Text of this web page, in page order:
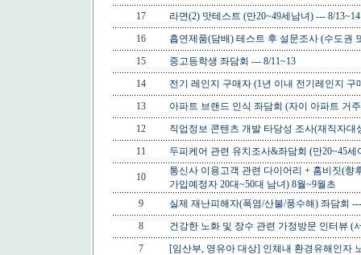
17
라면(2) 맛테스트 (만20~49세남녀) --- 8/13~14
16
흡연제품(담배) 테스트 후 설문조사 (수도권
15
중고등학생 좌담회 --- 8/11~13
14
전기 레인지 구매자 (1년 이내 전기레인지 구
13
아파트 브랜드 인식 좌담회 (자이 아파트 거
12
직업정보 콘텐츠 개발 타당성 조사(재직자
11
두피케어 관련 유치조사&좌담회 (만20~45세
10
통신사 이용고객 관련 다이어리 + 홈비짓(향
가입예정자 20대~50대 남녀) 8월~9월초
9
실제 재난피해자(폭염/산불/풍수해) 좌담회
8
건강한 노화 및 장수 관련 가정방문 인터뷰 (
7
[임산부, 영유아 대상] 인체내 환경유해인자